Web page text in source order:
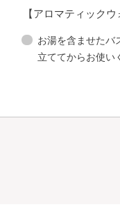
【アロマティックウ
お湯を含ませたバ
立ててからお使い